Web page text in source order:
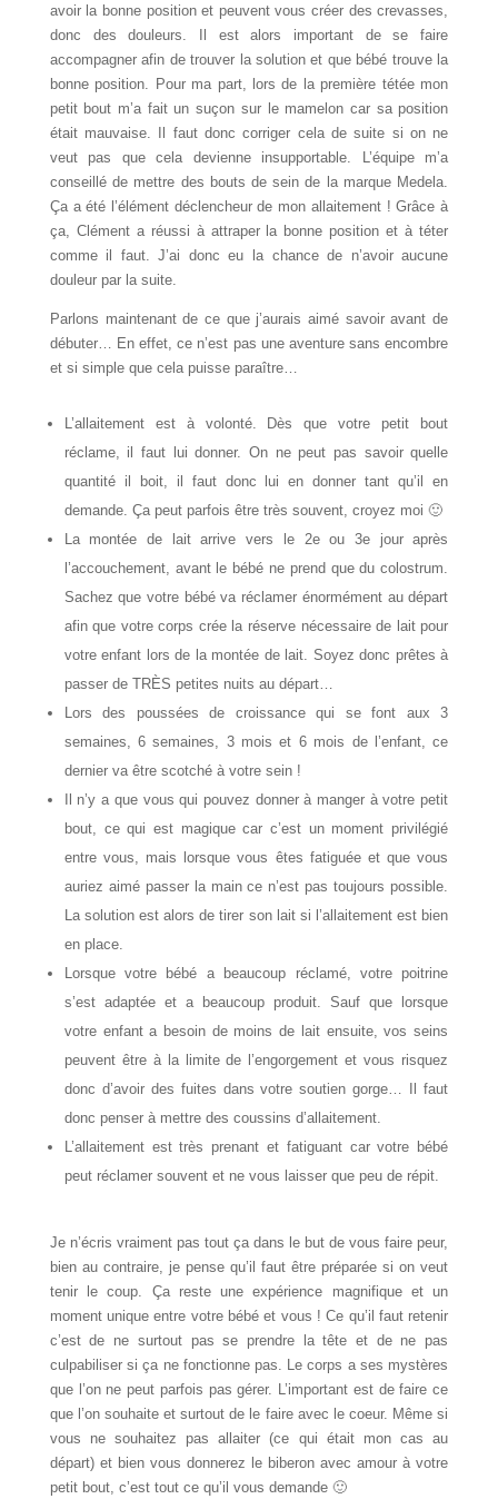
avoir la bonne position et peuvent vous créer des crevasses,
donc des douleurs. Il est alors important de se faire
accompagner afin de trouver la solution et que bébé trouve la
bonne position. Pour ma part, lors de la première tétée mon
petit bout m’a fait un suçon sur le mamelon car sa position
était mauvaise. Il faut donc corriger cela de suite si on ne
veut pas que cela devienne insupportable. L’équipe m’a
conseillé de mettre des bouts de sein de la marque Medela.
Ça a été l’élément déclencheur de mon allaitement ! Grâce à
ça, Clément a réussi à attraper la bonne position et à téter
comme il faut. J’ai donc eu la chance de n’avoir aucune
douleur par la suite.
Parlons maintenant de ce que j’aurais aimé savoir avant de
débuter… En effet, ce n’est pas une aventure sans encombre
et si simple que cela puisse paraître…
L’allaitement est à volonté. Dès que votre petit bout
réclame, il faut lui donner. On ne peut pas savoir quelle
quantité il boit, il faut donc lui en donner tant qu’il en
demande. Ça peut parfois être très souvent, croyez moi 🙂
La montée de lait arrive vers le 2e ou 3e jour après
l’accouchement, avant le bébé ne prend que du colostrum.
Sachez que votre bébé va réclamer énormément au départ
afin que votre corps crée la réserve nécessaire de lait pour
votre enfant lors de la montée de lait. Soyez donc prêtes à
passer de TRÈS petites nuits au départ…
Lors des poussées de croissance qui se font aux 3
semaines, 6 semaines, 3 mois et 6 mois de l’enfant, ce
dernier va être scotché à votre sein !
Il n’y a que vous qui pouvez donner à manger à votre petit
bout, ce qui est magique car c’est un moment privilégié
entre vous, mais lorsque vous êtes fatiguée et que vous
auriez aimé passer la main ce n’est pas toujours possible.
La solution est alors de tirer son lait si l’allaitement est bien
en place.
Lorsque votre bébé a beaucoup réclamé, votre poitrine
s’est adaptée et a beaucoup produit. Sauf que lorsque
votre enfant a besoin de moins de lait ensuite, vos seins
peuvent être à la limite de l’engorgement et vous risquez
donc d’avoir des fuites dans votre soutien gorge… Il faut
donc penser à mettre des coussins d’allaitement.
L’allaitement est très prenant et fatiguant car votre bébé
peut réclamer souvent et ne vous laisser que peu de répit.
Je n’écris vraiment pas tout ça dans le but de vous faire peur,
bien au contraire, je pense qu’il faut être préparée si on veut
tenir le coup. Ça reste une expérience magnifique et un
moment unique entre votre bébé et vous ! Ce qu’il faut retenir
c’est de ne surtout pas se prendre la tête et de ne pas
culpabiliser si ça ne fonctionne pas. Le corps a ses mystères
que l’on ne peut parfois pas gérer. L’important est de faire ce
que l’on souhaite et surtout de le faire avec le coeur. Même si
vous ne souhaitez pas allaiter (ce qui était mon cas au
départ) et bien vous donnerez le biberon avec amour à votre
petit bout, c’est tout ce qu’il vous demande 🙂